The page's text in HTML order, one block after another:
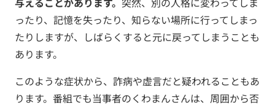
ったり、記憶を失ったり、知らない場所に行ってしまっ
たりしますが、しばらくすると元に戻ってしまうことも
あります。
このような症状から、詐病や虚言だと疑われることもあ
ります。番組でも当事者のくわまんさんは、周囲から否